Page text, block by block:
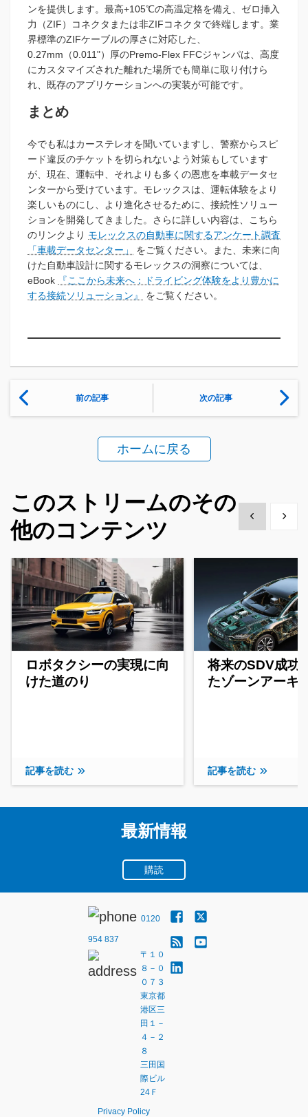
ンを提供します。最高+105℃の高温定格を備え、ゼロ挿入
力（ZIF）コネクタまたは非ZIFコネクタで終端します。業
界標準のZIFケーブルの厚さに対応した、
0.27mm（0.011"）厚のPremo-Flex FFCジャンパは、高度
にカスタマイズされた離れた場所でも簡単に取り付けら
れ、既存のアプリケーションへの実装が可能です。
まとめ
今でも私はカーステレオを聞いていますし、警察からスピ
ード違反のチケットを切られないよう対策もしています
が、現在、運転中、それよりも多くの恩恵を車載データセ
ンターから受けています。モレックスは、運転体験をより
楽しいものにし、より進化させるために、接続性ソリュー
ションを開発してきました。さらに詳しい内容は、こちら
のリンクより モレックスの自動車に関するアンケート調査
「車載データセンター」
をご覧ください。また、未来に向
けた自動車設計に関するモレックスの洞察については、
eBook
『ここから未来へ：ドライビング体験をより豊かに
する接続ソリューション』
をご覧ください。
前の記事 次の記事
ホームに戻る
このストリームのその
他のコンテンツ
Show previous
Show
ロボタクシーの実現に向
けた道のり
記事を読む
将来のSDV成功
たゾーンアーキ
記事を読む
最新情報
購読
0120
954 837
〒１０
８－０
０７３
東京都
港区三
田１－
４－２
８
三田国
際ビル
24Ｆ
Privacy Policy